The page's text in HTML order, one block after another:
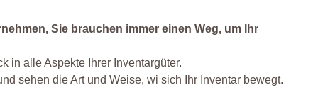
Sie brauchen immer einen Weg, um Ihr
in alle Aspekte Ihrer Inventargüter.
sehen die Art und Weise, wi sich Ihr Inventar bewegt.